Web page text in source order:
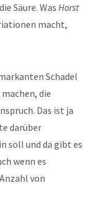
Säure. Was Horst
macht,
Schadel
die
Das ist ja
darüber
soll und da gibt es
wenn es
von